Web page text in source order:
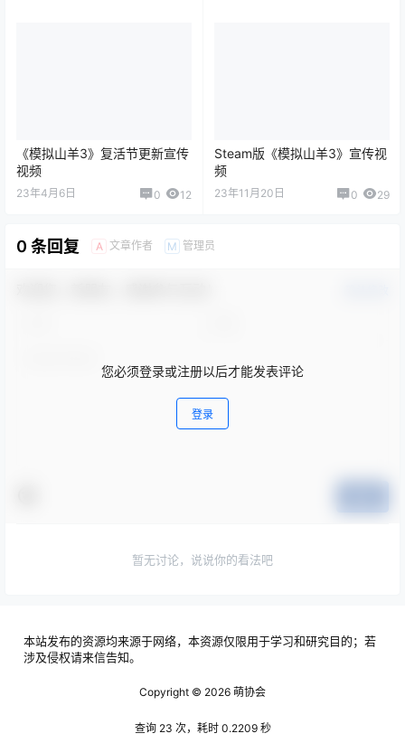
《模拟山羊3》复活节更新宣传
视频
23年4月6日 0 12
Steam版《模拟山羊3》宣传视
频
23年11月20日 0 29
0 条回复 A 文章作者 M 管理员
您必须登录或注册以后才能发表评论
登录
暂无讨论，说说你的看法吧
本站发布的资源均来源于网络，本资源仅限用于学习和研究目的；若
涉及侵权请来信告知。
Copyright © 2026 萌协会
查询 23 次，耗时 0.2209 秒